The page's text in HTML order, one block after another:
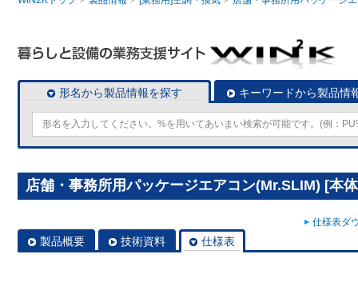
形名から製品情報を探す キーワードから製品情
店舗・事務所用パッケージエアコン(Mr.SLIM) [本
仕様表ダ
製品概要 技術資料 仕様表